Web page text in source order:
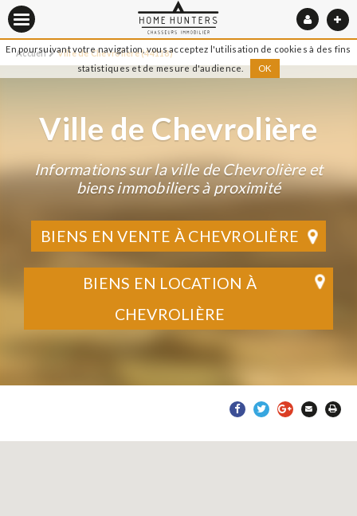
En poursuivant votre navigation, vous acceptez l'utilisation de cookies à des fins
statistiques et de mesure d'audience.
OK
Accueil Ville de Chevrolière (44118)
Ville de Chevrolière
Informations sur la ville de Chevrolière et
biens immobiliers à proximité
BIENS EN VENTE À CHEVROLIÈRE
BIENS EN LOCATION À
CHEVROLIÈRE